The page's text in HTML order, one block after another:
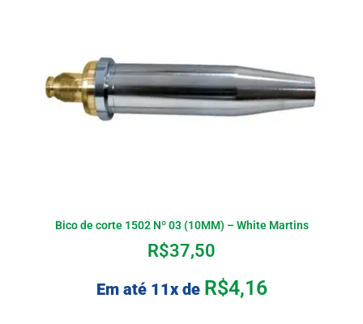
Bico de corte 1502 Nº 03 (10MM) – White Martins
R$37,50
Em até 11x de R$4,16